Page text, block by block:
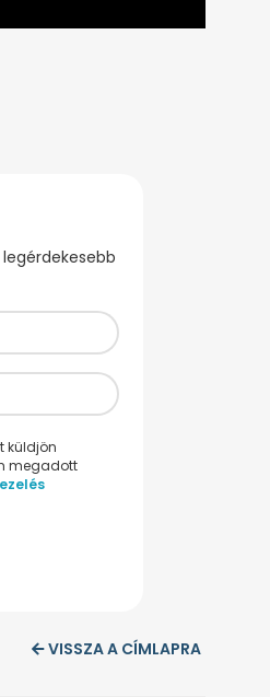
küldjön
megadott
VISSZA A CÍMLAPRA